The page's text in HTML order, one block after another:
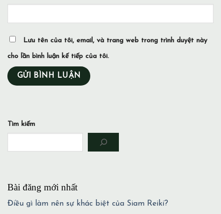
Lưu tên của tôi, email, và trang web trong trình duyệt này
cho lần bình luận kế tiếp của tôi.
Tìm kiếm
Bài đăng mới nhất
Điều gì làm nên sự khác biệt của Siam Reiki?